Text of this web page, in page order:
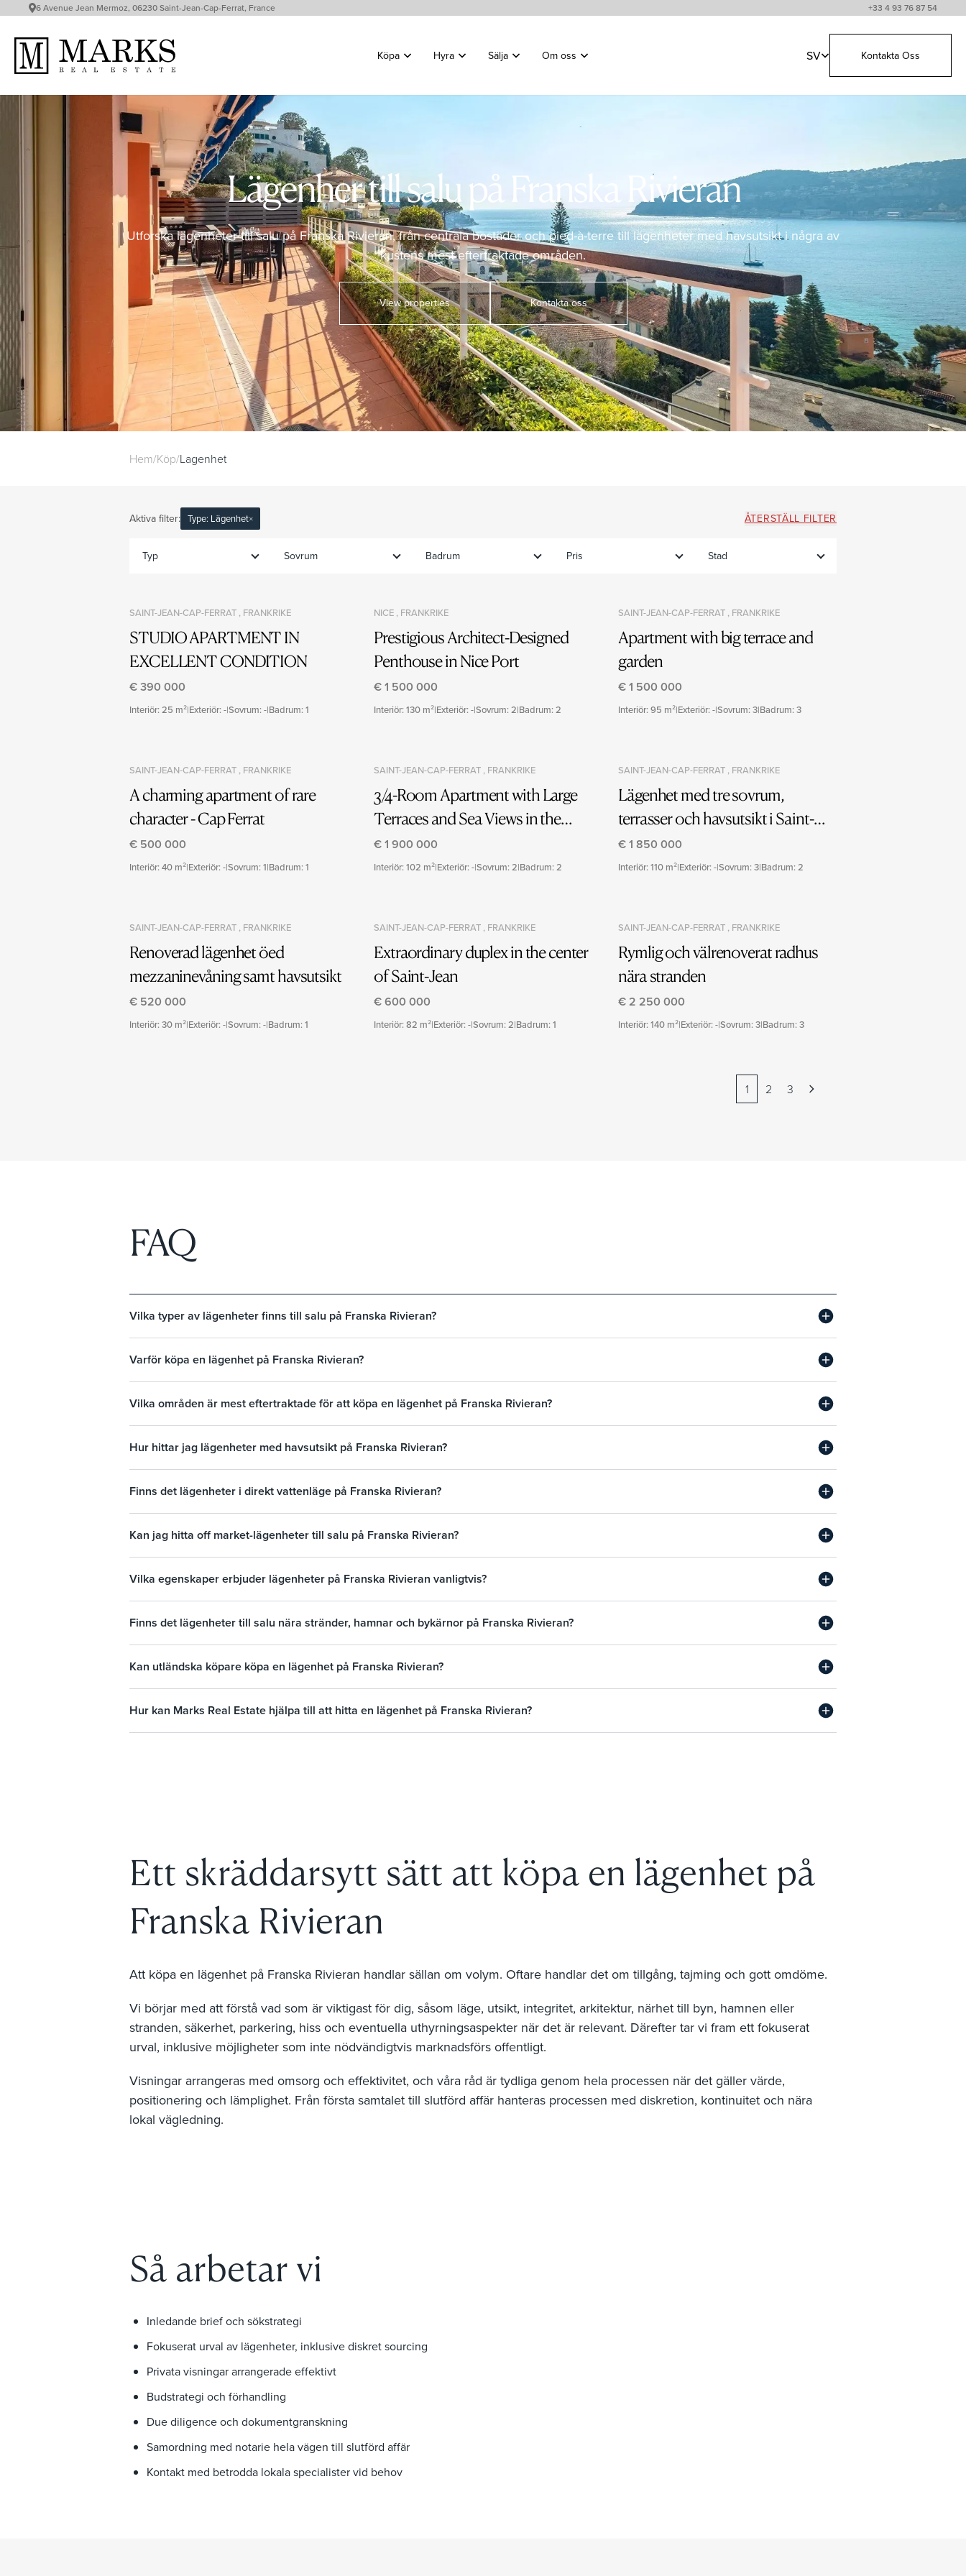
6 Avenue Jean Mermoz, 06230 Saint-Jean-Cap-Ferrat, France +33 4 93 76 87 54
Köpa Hyra Sälja Om oss SV Kontakta Oss
Lägenher till salu på Franska Rivieran
Utforska lägenheter till salu på Franska Rivieran, från centrala bostäder och pied-à-terre till lägenheter med havsutsikt i några av
kustens mest eftertraktade områden.
View properties Kontakta oss
Hem/Köp/Lagenhet
Aktiva filter: Type: Lägenhet× ÅTERSTÄLL FILTER
Typ Sovrum Badrum Pris Stad
SAINT-JEAN-CAP-FERRAT , FRANKRIKE
STUDIO APARTMENT IN
EXCELLENT CONDITION
€ 390 000
Interiör: 25 m²|Exteriör: -|Sovrum: -|Badrum: 1
NICE , FRANKRIKE
Prestigious Architect-Designed
Penthouse in Nice Port
€ 1 500 000
Interiör: 130 m²|Exteriör: -|Sovrum: 2|Badrum: 2
SAINT-JEAN-CAP-FERRAT , FRANKRIKE
Apartment with big terrace and
garden
€ 1 500 000
Interiör: 95 m²|Exteriör: -|Sovrum: 3|Badrum: 3
SAINT-JEAN-CAP-FERRAT , FRANKRIKE
A charming apartment of rare
character - Cap Ferrat
€ 500 000
Interiör: 40 m²|Exteriör: -|Sovrum: 1|Badrum: 1
SAINT-JEAN-CAP-FERRAT , FRANKRIKE
3/4-Room Apartment with Large
Terraces and Sea Views in the
Heart of Saint-Jean-Cap-Ferrat
Village
€ 1 900 000
Interiör: 102 m²|Exteriör: -|Sovrum: 2|Badrum: 2
SAINT-JEAN-CAP-FERRAT , FRANKRIKE
Lägenhet med tre sovrum,
terrasser och havsutsikt i Saint-
Jean-Cap-Ferrat
€ 1 850 000
Interiör: 110 m²|Exteriör: -|Sovrum: 3|Badrum: 2
SAINT-JEAN-CAP-FERRAT , FRANKRIKE
Renoverad lägenhet öed
mezzaninevåning samt havsutsikt
€ 520 000
Interiör: 30 m²|Exteriör: -|Sovrum: -|Badrum: 1
SAINT-JEAN-CAP-FERRAT , FRANKRIKE
Extraordinary duplex in the center
of Saint-Jean
€ 600 000
Interiör: 82 m²|Exteriör: -|Sovrum: 2|Badrum: 1
SAINT-JEAN-CAP-FERRAT , FRANKRIKE
Rymlig och välrenoverat radhus
nära stranden
€ 2 250 000
Interiör: 140 m²|Exteriör: -|Sovrum: 3|Badrum: 3
1 2 3
FAQ
Vilka typer av lägenheter finns till salu på Franska Rivieran?
Varför köpa en lägenhet på Franska Rivieran?
Vilka områden är mest eftertraktade för att köpa en lägenhet på Franska Rivieran?
Hur hittar jag lägenheter med havsutsikt på Franska Rivieran?
Finns det lägenheter i direkt vattenläge på Franska Rivieran?
Kan jag hitta off market-lägenheter till salu på Franska Rivieran?
Vilka egenskaper erbjuder lägenheter på Franska Rivieran vanligtvis?
Finns det lägenheter till salu nära stränder, hamnar och bykärnor på Franska Rivieran?
Kan utländska köpare köpa en lägenhet på Franska Rivieran?
Hur kan Marks Real Estate hjälpa till att hitta en lägenhet på Franska Rivieran?
Ett skräddarsytt sätt att köpa en lägenhet på
Franska Rivieran
Att köpa en lägenhet på Franska Rivieran handlar sällan om volym. Oftare handlar det om tillgång, tajming och gott omdöme.
Vi börjar med att förstå vad som är viktigast för dig, såsom läge, utsikt, integritet, arkitektur, närhet till byn, hamnen eller
stranden, säkerhet, parkering, hiss och eventuella uthyrningsaspekter när det är relevant. Därefter tar vi fram ett fokuserat
urval, inklusive möjligheter som inte nödvändigtvis marknadsförs offentligt.
Visningar arrangeras med omsorg och effektivitet, och våra råd är tydliga genom hela processen när det gäller värde,
positionering och lämplighet. Från första samtalet till slutförd affär hanteras processen med diskretion, kontinuitet och nära
lokal vägledning.
Så arbetar vi
Inledande brief och sökstrategi
Fokuserat urval av lägenheter, inklusive diskret sourcing
Privata visningar arrangerade effektivt
Budstrategi och förhandling
Due diligence och dokumentgranskning
Samordning med notarie hela vägen till slutförd affär
Kontakt med betrodda lokala specialister vid behov